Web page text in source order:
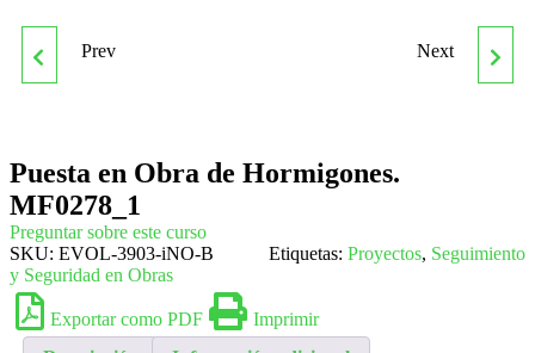
PARA PODÓLOGOS
Prev Next
Puesta en Obra de Hormigones.
MF0278_1
Preguntar sobre este curso
SKU: EVOL-3903-iNO-B Etiquetas: Proyectos, Seguimiento
y Seguridad en Obras
Exportar como PDF
Imprimir